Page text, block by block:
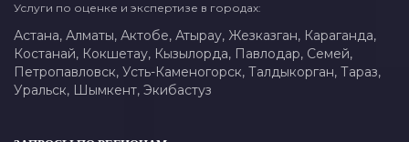
Услуги по оценке и экспертизе в городах:
Астана, Алматы, Актобе, Атырау, Жезказган, Караганда,
Костанай, Кокшетау, Кызылорда, Павлодар, Семей,
Петропавловск, Усть-Каменогорск, Талдыкорган, Тараз,
Уральск, Шымкент, Экибастуз